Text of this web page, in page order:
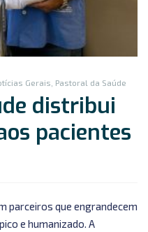
Gerais Pastoral da Saúde
distribui
pacientes
parceiros que engrandecem
e humanizado. A